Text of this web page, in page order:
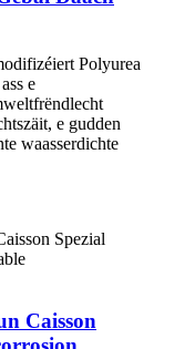
Polyurea
e
e gudden
waasserdichte
Caisson